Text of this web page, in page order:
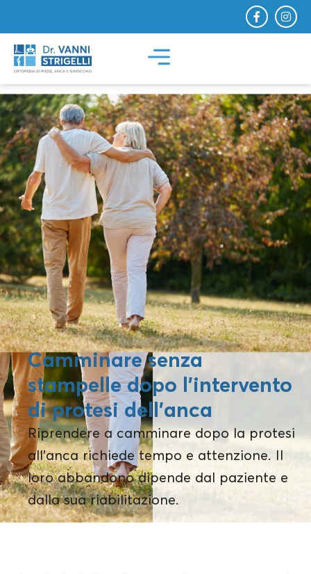
Camminare senza
stampelle dopo l’intervento
di protesi dell’anca
Riprendere a camminare dopo la protesi
all'anca richiede tempo e attenzione. Il
loro abbandono dipende dal paziente e
dalla sua riabilitazione.